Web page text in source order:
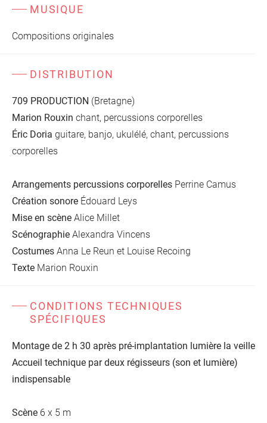
MUSIQUE
Compositions originales
DISTRIBUTION
709 PRODUCTION (Bretagne)
Marion Rouxin chant, percussions corporelles
Éric Doria guitare, banjo, ukulélé, chant, percussions
corporelles
Arrangements percussions corporelles Perrine Camus
Création sonore Édouard Leys
Mise en scène Alice Millet
Scénographie Alexandra Vincens
Costumes Anna Le Reun et Louise Recoing
Texte Marion Rouxin
CONDITIONS TECHNIQUES
SPÉCIFIQUES
Montage de 2 h 30 après pré-implantation lumière la veille
Accueil technique par deux régisseurs (son et lumière)
indispensable
Scène 6 x 5 m